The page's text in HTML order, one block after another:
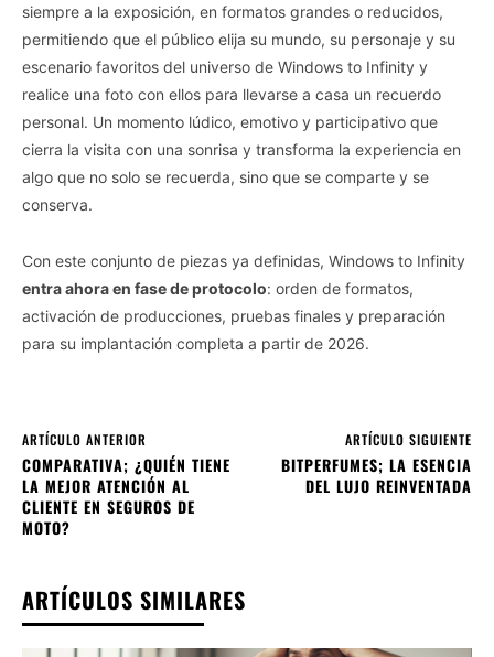
siempre a la exposición, en formatos grandes o reducidos,
permitiendo que el público elija su mundo, su personaje y su
escenario favoritos del universo de Windows to Infinity y
realice una foto con ellos para llevarse a casa un recuerdo
personal. Un momento lúdico, emotivo y participativo que
cierra la visita con una sonrisa y transforma la experiencia en
algo que no solo se recuerda, sino que se comparte y se
conserva.
Con este conjunto de piezas ya definidas, Windows to Infinity
entra ahora en fase de protocolo: orden de formatos,
activación de producciones, pruebas finales y preparación
para su implantación completa a partir de 2026.
ARTÍCULO ANTERIOR
COMPARATIVA; ¿QUIÉN TIENE
LA MEJOR ATENCIÓN AL
CLIENTE EN SEGUROS DE
MOTO?
ARTÍCULO SIGUIENTE
BITPERFUMES; LA ESENCIA
DEL LUJO REINVENTADA
ARTÍCULOS SIMILARES